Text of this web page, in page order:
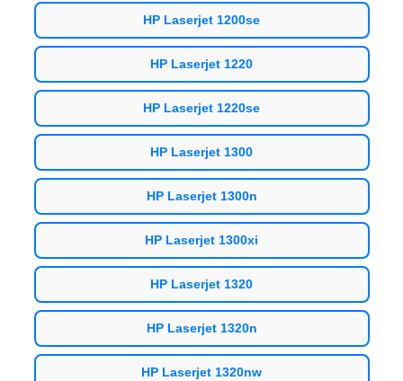
HP Laserjet 1200se
HP Laserjet 1220
HP Laserjet 1220se
HP Laserjet 1300
HP Laserjet 1300n
HP Laserjet 1300xi
HP Laserjet 1320
HP Laserjet 1320n
HP Laserjet 1320nw